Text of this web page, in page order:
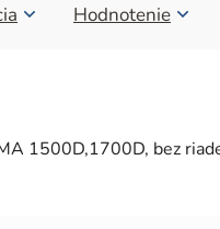
Hodnotenie
1500D,1700D, bez